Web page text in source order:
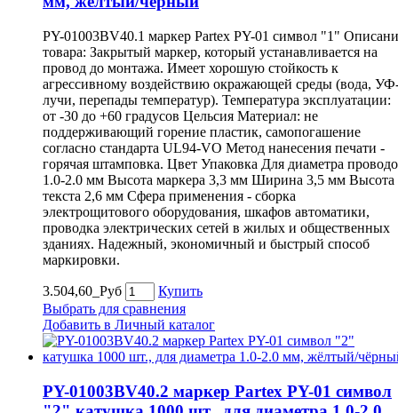
PY-01003BV40.1 маркер Partex PY-01 символ "1"
товара: Закрытый маркер, который устанавливается на
провод до монтажа. Имеет хорошую стойкость к
агрессивному воздействию окражающей среды (вода,
лучи, перепады температур). Температура эксплуатации:
от -30 до +60 градусов Цельсия Материал: не
поддерживающий горение пластик, самопогашение
согласно стандарта UL94-VO Метод нанесения печати -
горячая штамповка. Цвет Упаковка Для диаметра
1.0-2.0 мм Высота маркера 3,3 мм Ширина 3,5 мм Высота
текста 2,6 мм Сфера применения - сборка
электрощитового оборудования, шкафов автоматики,
проводка электрических сетей в жилых и общественных
зданиях. Надежный, экономичный и быстрый способ
маркировки.
3.504,60_Руб
Купить
Выбрать для сравнения
Добавить в Личный каталог
PY-01003BV40.2 маркер Partex PY-01 символ